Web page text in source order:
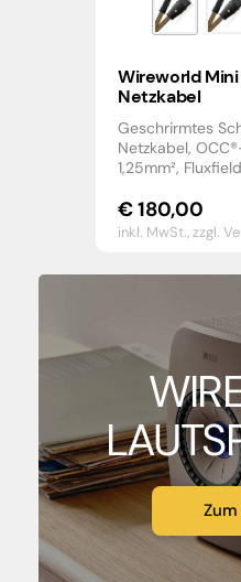
Wireworld
Netzkabel
Geschrirmtes
Netzkabel,
1,25mm²,
€180,00
inkl. MwSt.,zzgl.